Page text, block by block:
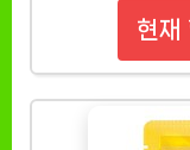
현재